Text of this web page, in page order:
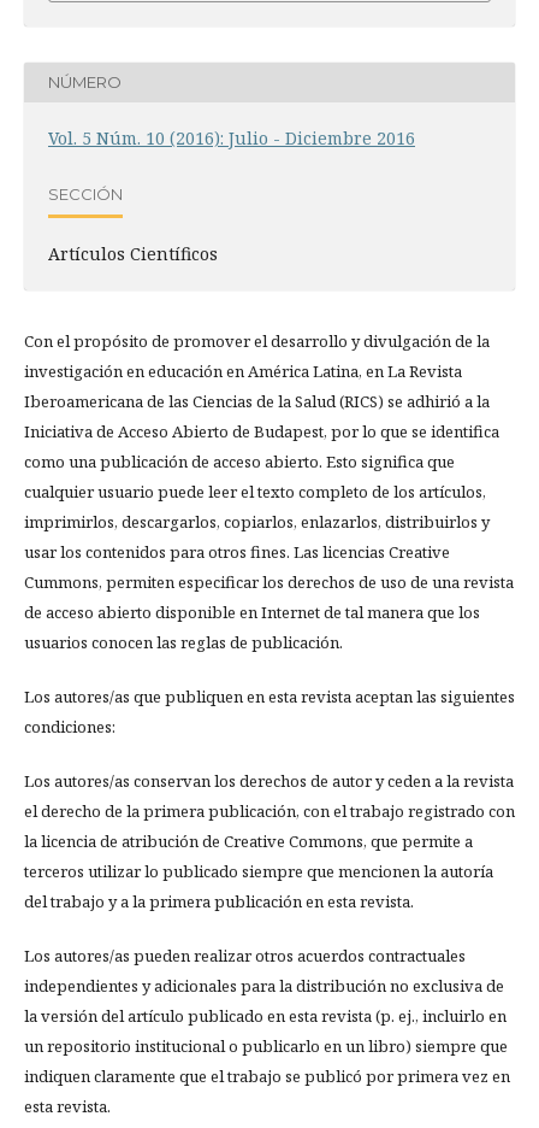
NÚMERO
Vol. 5 Núm. 10 (2016): Julio - Diciembre 2016
SECCIÓN
Artículos Científicos
Con el propósito de promover el desarrollo y divulgación de la
investigación en educación en América Latina, en La Revista
Iberoamericana de las Ciencias de la Salud (RICS) se adhirió a la
Iniciativa de Acceso Abierto de Budapest, por lo que se identifica
como una publicación de acceso abierto. Esto significa que
cualquier usuario puede leer el texto completo de los artículos,
imprimirlos, descargarlos, copiarlos, enlazarlos, distribuirlos y
usar los contenidos para otros fines. Las licencias Creative
Cummons, permiten especificar los derechos de uso de una revista
de acceso abierto disponible en Internet de tal manera que los
usuarios conocen las reglas de publicación.
Los autores/as que publiquen en esta revista aceptan las siguientes
condiciones:
Los autores/as conservan los derechos de autor y ceden a la revista
el derecho de la primera publicación, con el trabajo registrado con
la licencia de atribución de Creative Commons, que permite a
terceros utilizar lo publicado siempre que mencionen la autoría
del trabajo y a la primera publicación en esta revista.
Los autores/as pueden realizar otros acuerdos contractuales
independientes y adicionales para la distribución no exclusiva de
la versión del artículo publicado en esta revista (p. ej., incluirlo en
un repositorio institucional o publicarlo en un libro) siempre que
indiquen claramente que el trabajo se publicó por primera vez en
esta revista.